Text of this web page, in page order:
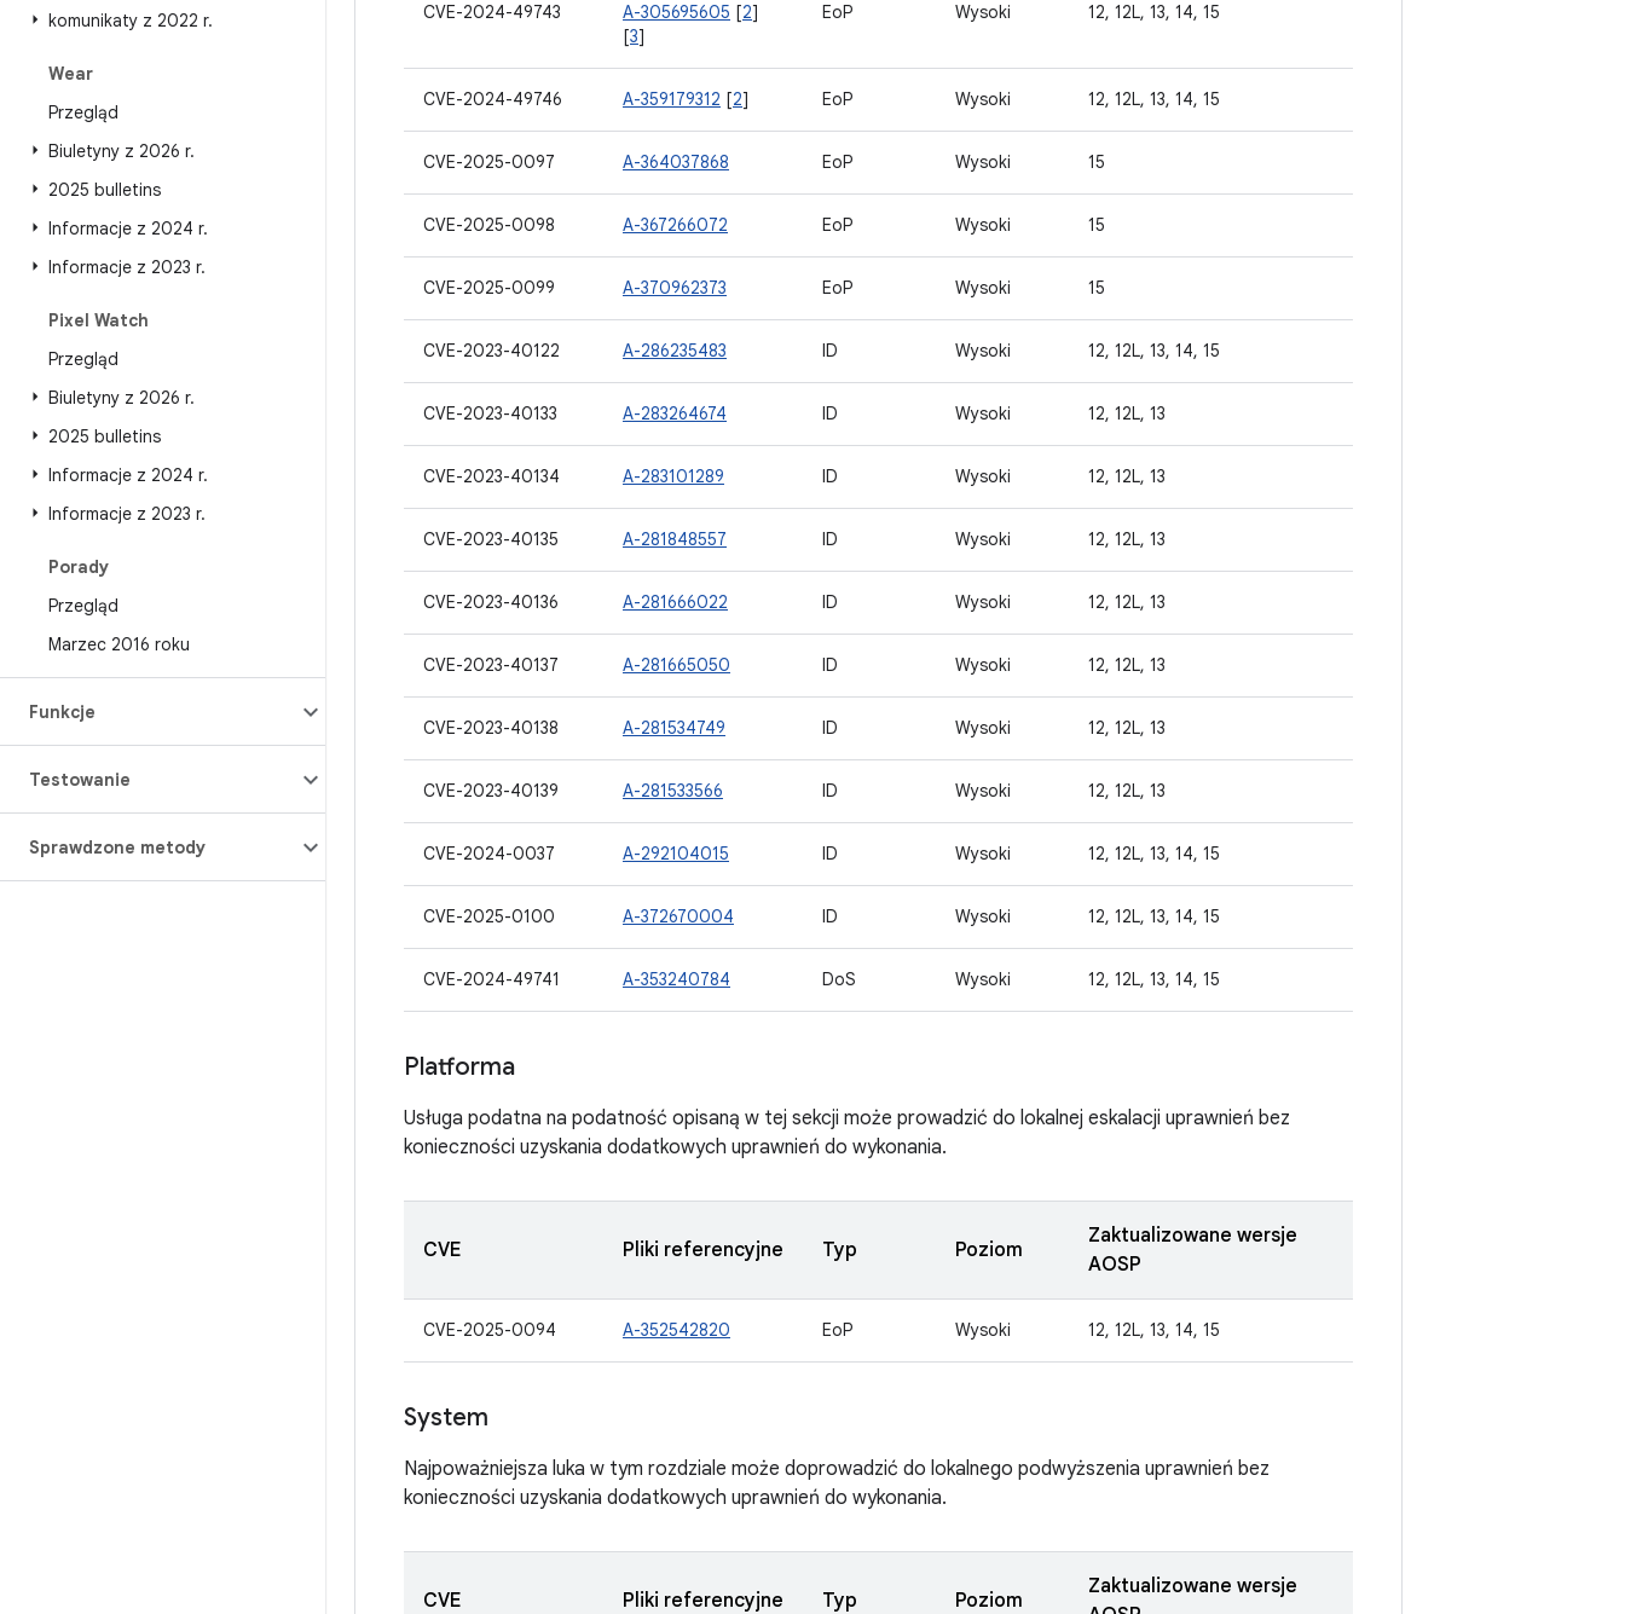
komunikaty z 2022 r.
Wear
Przegląd
Biuletyny z 2026 r.
2025 bulletins
Informacje z 2024 r.
Informacje z 2023 r.
Pixel Watch
Przegląd
Biuletyny z 2026 r.
2025 bulletins
Informacje z 2024 r.
Informacje z 2023 r.
Porady
Przegląd
Marzec 2016 roku
Funkcje
Testowanie
Sprawdzone metody
CVE-2024-49743 A-305695605 [2]
[3]
EoP Wysoki 12, 12L, 13, 14, 15
CVE-2024-49746 A-359179312 [2] EoP Wysoki 12, 12L, 13, 14, 15
CVE-2025-0097 A-364037868 EoP Wysoki 15
CVE-2025-0098 A-367266072 EoP Wysoki 15
CVE-2025-0099 A-370962373 EoP Wysoki 15
CVE-2023-40122 A-286235483 ID Wysoki 12, 12L, 13, 14, 15
CVE-2023-40133 A-283264674 ID Wysoki 12, 12L, 13
CVE-2023-40134 A-283101289 ID Wysoki 12, 12L, 13
CVE-2023-40135 A-281848557 ID Wysoki 12, 12L, 13
CVE-2023-40136 A-281666022 ID Wysoki 12, 12L, 13
CVE-2023-40137 A-281665050 ID Wysoki 12, 12L, 13
CVE-2023-40138 A-281534749 ID Wysoki 12, 12L, 13
CVE-2023-40139 A-281533566 ID Wysoki 12, 12L, 13
CVE-2024-0037 A-292104015 ID Wysoki 12, 12L, 13, 14, 15
CVE-2025-0100 A-372670004 ID Wysoki 12, 12L, 13, 14, 15
CVE-2024-49741 A-353240784 DoS Wysoki 12, 12L, 13, 14, 15
Platforma
Usługa podatna na podatność opisaną w tej sekcji może prowadzić do lokalnej eskalacji uprawnień bez
konieczności uzyskania dodatkowych uprawnień do wykonania.
CVE Pliki referencyjne Typ Poziom
Zaktualizowane wersje
AOSP
CVE-2025-0094 A-352542820 EoP Wysoki 12, 12L, 13, 14, 15
System
Najpoważniejsza luka w tym rozdziale może doprowadzić do lokalnego podwyższenia uprawnień bez
konieczności uzyskania dodatkowych uprawnień do wykonania.
CVE Pliki referencyjne Typ Poziom
Zaktualizowane wersje